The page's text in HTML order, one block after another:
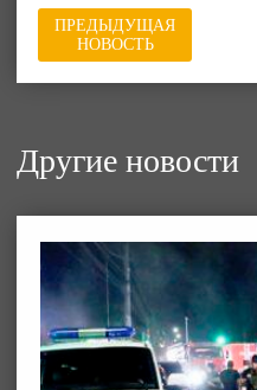
ПРЕДЫДУЩАЯ
НОВОСТЬ
Другие новости